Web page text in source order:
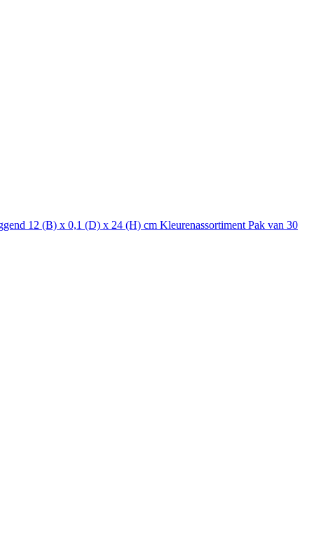
12 (B) x 0,1 (D) x 24 (H) cm Kleurenassortiment Pak van 30